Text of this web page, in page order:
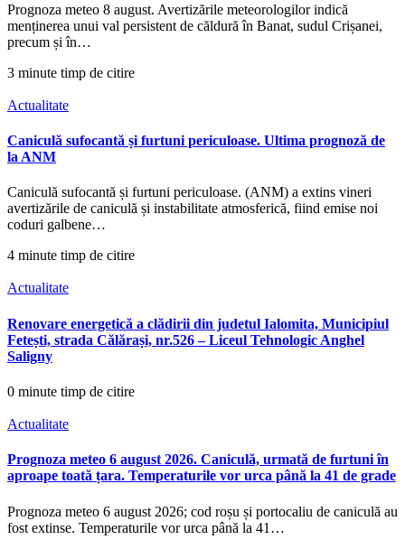
Prognoza meteo 8 august. Avertizările meteorologilor indică
menținerea unui val persistent de căldură în Banat, sudul Crișanei,
precum și în…
3 minute timp de citire
Actualitate
Caniculă sufocantă și furtuni periculoase. Ultima prognoză de
la ANM
Caniculă sufocantă și furtuni periculoase. (ANM) a extins vineri
avertizările de caniculă și instabilitate atmosferică, fiind emise noi
coduri galbene…
4 minute timp de citire
Actualitate
Renovare energetică a clădirii din judetul Ialomita, Municipiul
Fetești, strada Călărași, nr.526 – Liceul Tehnologic Anghel
Saligny
0 minute timp de citire
Actualitate
Prognoza meteo 6 august 2026. Caniculă, urmată de furtuni în
aproape toată țara. Temperaturile vor urca până la 41 de grade
Prognoza meteo 6 august 2026; cod roșu și portocaliu de caniculă au
fost extinse. Temperaturile vor urca până la 41…